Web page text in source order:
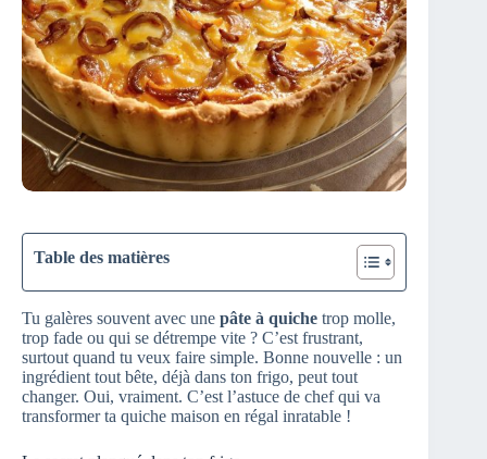
Table des matières
Tu galères souvent avec une pâte à quiche trop molle,
trop fade ou qui se détrempe vite ? C’est frustrant,
surtout quand tu veux faire simple. Bonne nouvelle : un
ingrédient tout bête, déjà dans ton frigo, peut tout
changer. Oui, vraiment. C’est l’astuce de chef qui va
transformer ta quiche maison en régal inratable !